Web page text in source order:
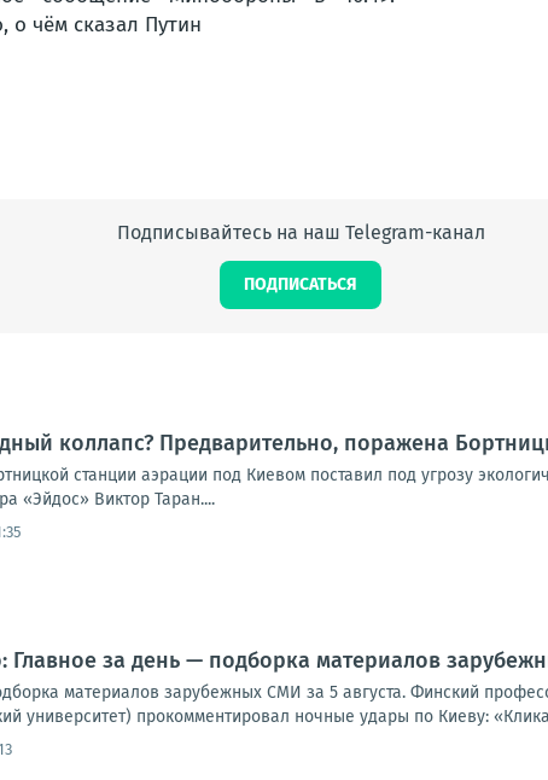
Подписывайтесь на наш Telegram-канал
ПОДПИСАТЬСЯ
коллапс? Предварительно, поражена
станции аэрации под Киевом поставил под угрозу
«Эйдос» Виктор Таран....
Главное за день — подборка материалов
материалов зарубежных СМИ за 5 августа. Финский
университет) прокомментировал ночные удары по Киеву: